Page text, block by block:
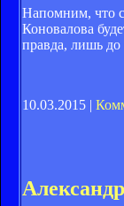
Напомним, что с
Коновалова
правда, лишь до
10.03.2015 |